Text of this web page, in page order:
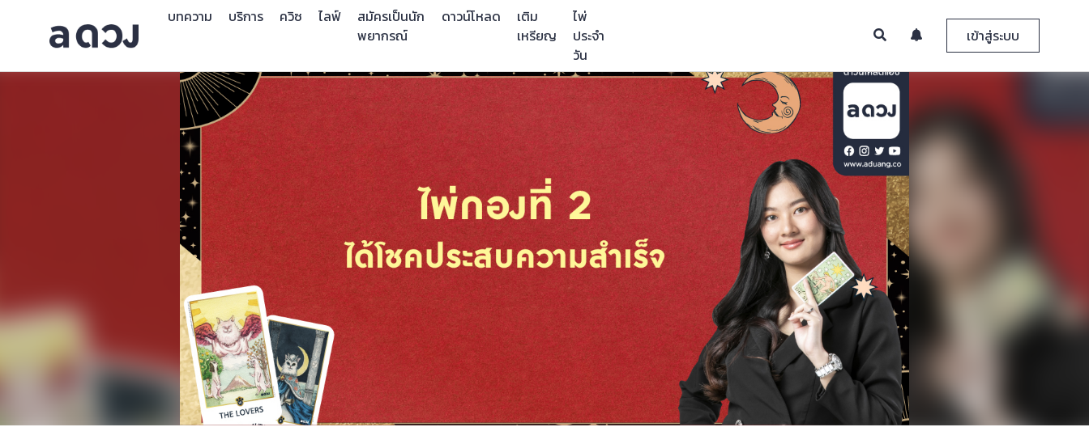
บทความ บริการ ควิซ ไลฟ์
สมัครเป็นนัก
พยากรณ์
ดาวน์โหลด
เติม
เหรียญ
ไพ่
ประจำ
วัน
เข้าสู่ระบบ